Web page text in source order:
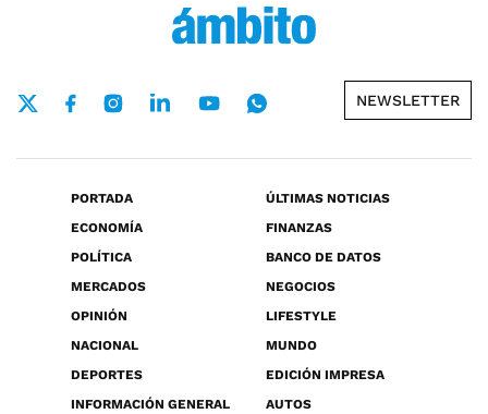
NEWSLETTER
PORTADA
ÚLTIMAS NOTICIAS
ECONOMÍA
FINANZAS
POLÍTICA
BANCO DE DATOS
MERCADOS
NEGOCIOS
OPINIÓN
LIFESTYLE
NACIONAL
MUNDO
DEPORTES
EDICIÓN IMPRESA
INFORMACIÓN GENERAL
AUTOS